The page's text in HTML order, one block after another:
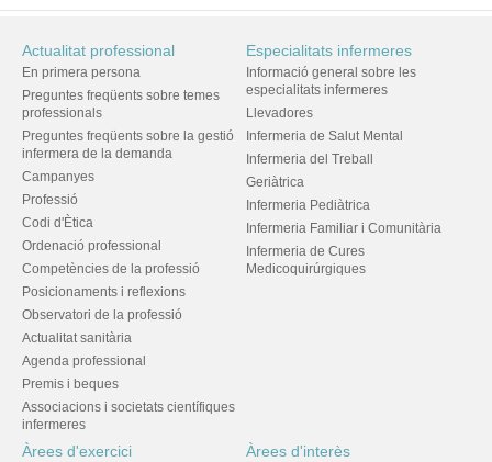
Actualitat professional
En primera persona
Preguntes freqüents sobre temes
professionals
Preguntes freqüents sobre la gestió
infermera de la demanda
Campanyes
Professió
Codi d'Ètica
Ordenació professional
Competències de la professió
Posicionaments i reflexions
Observatori de la professió
Actualitat sanitària
Agenda professional
Premis i beques
Associacions i societats científiques
infermeres
Especialitats infermeres
Informació general sobre les
especialitats infermeres
Llevadores
Infermeria de Salut Mental
Infermeria del Treball
Geriàtrica
Infermeria Pediàtrica
Infermeria Familiar i Comunitària
Infermeria de Cures
Medicoquirúrgiques
Àrees d'exercici Àrees d'interès